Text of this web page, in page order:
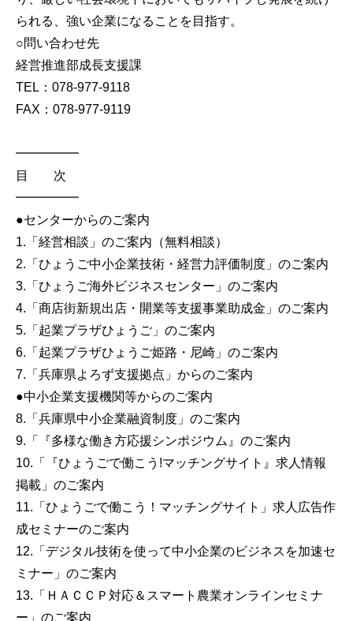
られる、強い企業になることを目指す。
○問い合わせ先
経営推進部成長支援課
TEL：078-977-9118
FAX：078-977-9119
━━━━━
目 次
━━━━━
●センターからのご案内
1.「経営相談」のご案内（無料相談）
2.「ひょうご中小企業技術・経営力評価制度」のご案内
3.「ひょうご海外ビジネスセンター」のご案内
4.「商店街新規出店・開業等支援事業助成金」のご案内
5.「起業プラザひょうご」のご案内
6.「起業プラザひょうご姫路・尼崎」のご案内
7.「兵庫県よろず支援拠点」からのご案内
●中小企業支援機関等からのご案内
8.「兵庫県中小企業融資制度」のご案内
9.「『多様な働き方応援シンポジウム』のご案内
10.「『ひょうごで働こう!マッチングサイト』求人情報
掲載」のご案内
11.「ひょうごで働こう！マッチングサイト」求人広告作
成セミナーのご案内
12.「デジタル技術を使って中小企業のビジネスを加速セ
ミナー」のご案内
13.「ＨＡＣＣＰ対応＆スマート農業オンラインセミナ
ー」のご案内